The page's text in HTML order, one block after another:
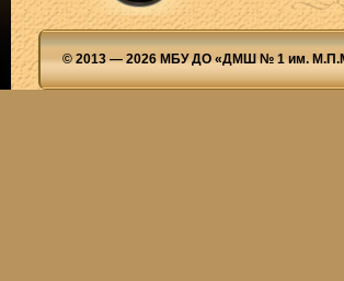
© 2013 — 2026 МБУ ДО «ДМШ № 1 им.